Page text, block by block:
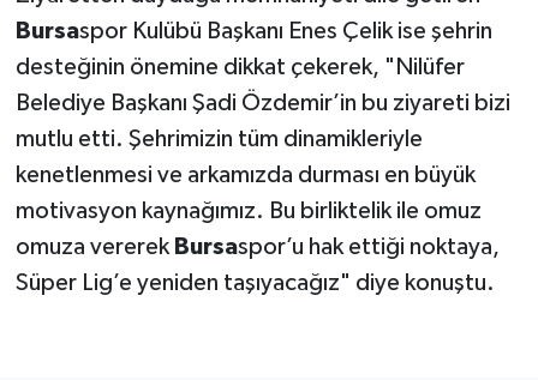
Bursaspor Kulübü Başkanı Enes Çelik ise şehrin
desteğinin önemine dikkat çekerek, "Nilüfer
Belediye Başkanı Şadi Özdemir’in bu ziyareti bizi
mutlu etti. Şehrimizin tüm dinamikleriyle
kenetlenmesi ve arkamızda durması en büyük
motivasyon kaynağımız. Bu birliktelik ile omuz
omuza vererek Bursaspor’u hak ettiği noktaya,
Süper Lig’e yeniden taşıyacağız" diye konuştu.